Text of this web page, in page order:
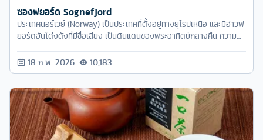
ซองฟยอร์ด Sognefjord
ประเทศนอร์เวย์ (Norway) เป็นประเทศที่ตั้งอยู่ทางยุโรปเหนือ และมีอ่าวฟ
ยอร์ดอันโด่งดังที่มีชื่อเสียง เป็นดินแดนของพระอาทิตย์กลางคืน ความ
18 ก.พ. 2026 10,183